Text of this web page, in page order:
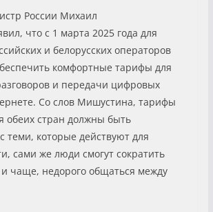
России Михаил
что с 1 марта 2025 года для
и белорусских операторов
комфортные тарифы для
и передачи цифровых
Со слов Мишустина, тарифы
обеих стран должны быть
теми, которые действуют для
сами же люди смогут сократить
чаще, недорого общаться между